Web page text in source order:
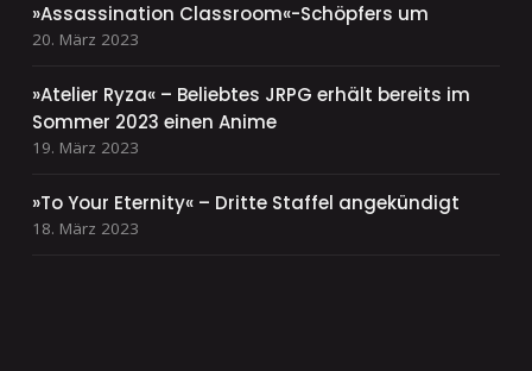
»Assassination Classroom«-Schöpfers um
20. März 2023
»Atelier Ryza« – Beliebtes JRPG erhält bereits im
Sommer 2023 einen Anime
19. März 2023
»To Your Eternity« – Dritte Staffel angekündigt
18. März 2023